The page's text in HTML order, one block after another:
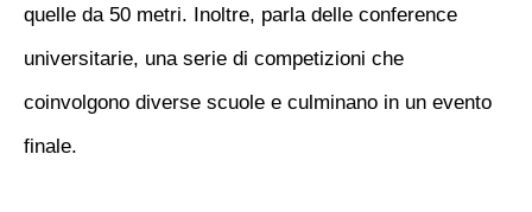
quelle da 50 metri. Inoltre, parla delle conference
universitarie, una serie di competizioni che
coinvolgono diverse scuole e culminano in un evento
finale.